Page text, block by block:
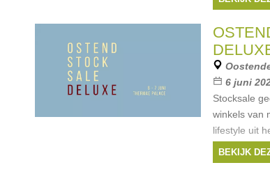
zoals Veloci
6 juni
Stocksale
winkels van
lifestyle uit
kortingen
Ferm •
BEKIJK